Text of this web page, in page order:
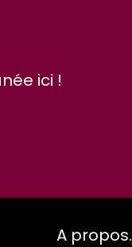
ici !
A propos.